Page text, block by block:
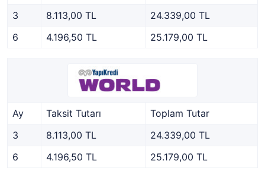
3
8.113,00 TL
24.339,00 TL
6
4.196,50 TL 25.179,00 TL
Ay Taksit Tutarı
Toplam Tutar
3
8.113,00 TL
24.339,00 TL
6
4.196,50 TL 25.179,00 TL